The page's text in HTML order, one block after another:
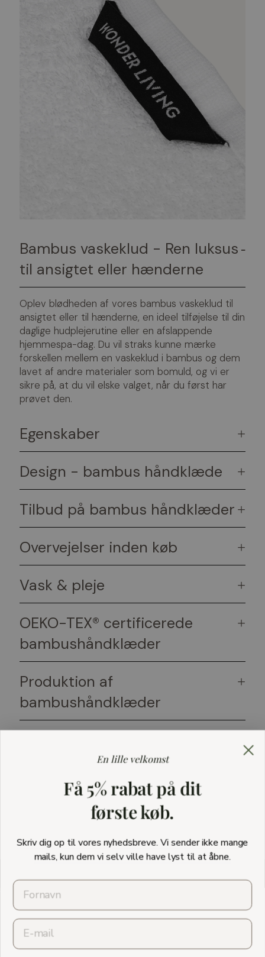
Bambus vaskeklud - Ren luksus
til ansigtet eller hænderne
-
Oplev blødheden af vores bambus vaskeklud til
ansigtet eller til hænderne, en ideel tilføjelse til din
daglige hudplejerutine eller en afslappende
hjemmespa-dag. Du vil straks kunne mærke
forskellen mellem en vaskeklud i bambus og dem
lavet af andre materialer som bomuld, og vi er
sikre på, at du vil elske valget, når du først har
prøvet den.
Egenskaber +
Design - bambus håndklæde +
Tilbud på bambus håndklæder +
Overvejelser inden køb +
Vask & pleje +
OEKO-TEX® certificerede
bambushåndklæder
+
Produktion af
bambushåndklæder
+
Har du brug for hjælp til at
vælge håndklæder?
Pause
INFORMATION
En lille velkomst
Få 5% rabat på dit
første køb.
Skriv dig op til vores nyhedsbreve. Vi sender ikke mange
mails, kun dem vi selv ville have lyst til at åbne.
Email